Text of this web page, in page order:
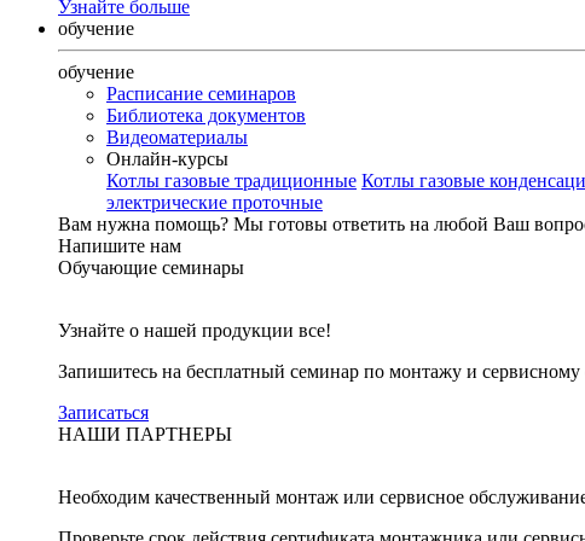
Узнайте больше
обучение
обучение
Расписание семинаров
Библиотека документов
Видеоматериалы
Онлайн-курсы
Котлы газовые традиционные Котлы газовые
электрические проточные
Вам нужна помощь? Мы готовы ответить на любой Ваш
Напишите нам
Обучающие семинары
Узнайте о нашей продукции все!
Запишитесь на бесплатный семинар по монтажу и
Записаться
НАШИ ПАРТНЕРЫ
Необходим качественный монтаж или сервисное